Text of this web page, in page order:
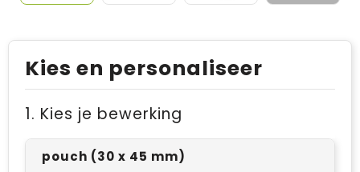
Kies en personaliseer
1. Kies je bewerking
pouch (30 x 45 mm)